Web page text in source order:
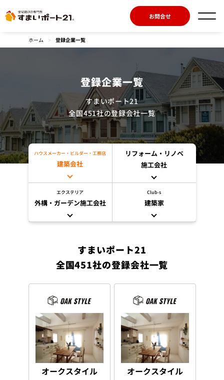
お問合せ
ホーム > 登録企業一覧
登録企業一覧
すまいポート21
全国451社の登録会社一覧
ハウスメーカー・ビルダー・工務店
建築会社
リフォーム・リノベ
施工会社
エクステリア
外構・ガーデン施工会社
Club-s
建築家
すまいポート21
全国451社の登録会社一覧
オークスタイル オークスタイル